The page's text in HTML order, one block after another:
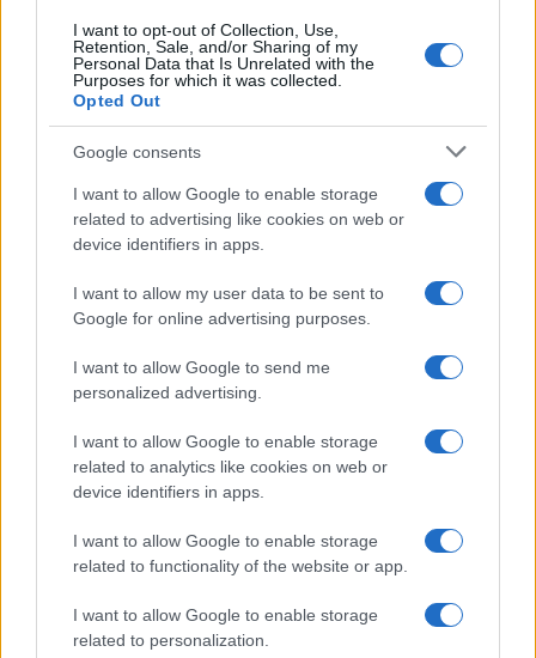
I want to opt-out of Collection, Use,
Retention, Sale, and/or Sharing of my
Personal Data that Is Unrelated with the
Purposes for which it was collected.
Opted Out
Google consents
I want to allow Google to enable storage
related to advertising like cookies on web or
device identifiers in apps.
I want to allow my user data to be sent to
Google for online advertising purposes.
I want to allow Google to send me
personalized advertising.
I want to allow Google to enable storage
related to analytics like cookies on web or
device identifiers in apps.
I want to allow Google to enable storage
related to functionality of the website or app.
I want to allow Google to enable storage
related to personalization.
Continua a leggere
FUORI PORTA
Odissea e Spider-Man: i film che hanno rivoluzionato
l’estate al cinema
Alessandro Tassinari · 5 Ago 2026